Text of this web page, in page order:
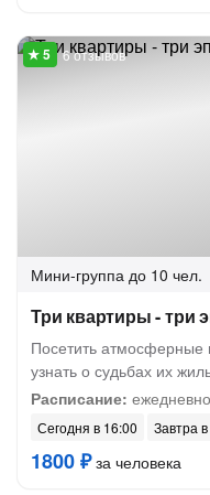
6 отзывов
Мини-группа до 10 чел.
Три квартиры - три
Посетить атмосферные
узнать о судьбах их
Расписание:
Сегодня в 16:00 Завтра
1800 ₽за человека